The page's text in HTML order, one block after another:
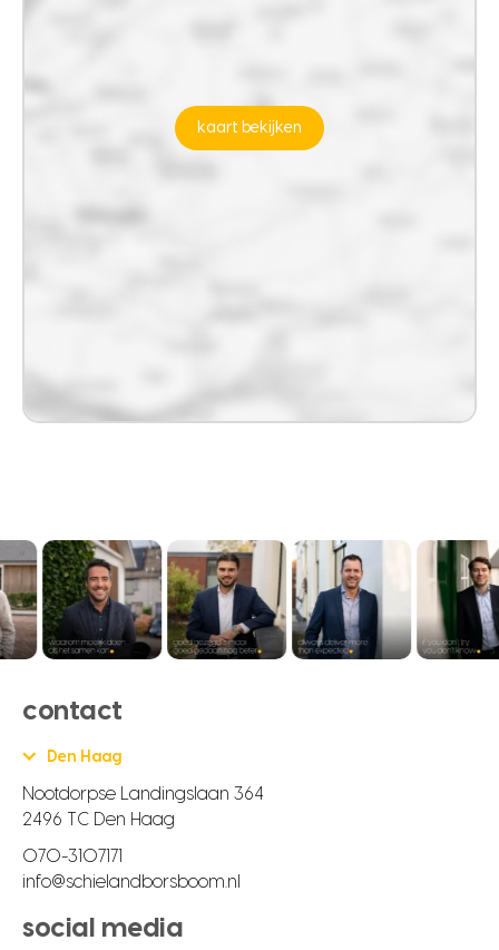
kaart bekijken
contact
Den Haag
Nootdorpse Landingslaan 364
2496 TC Den Haag
070-3107171
info@schielandborsboom.nl
social media